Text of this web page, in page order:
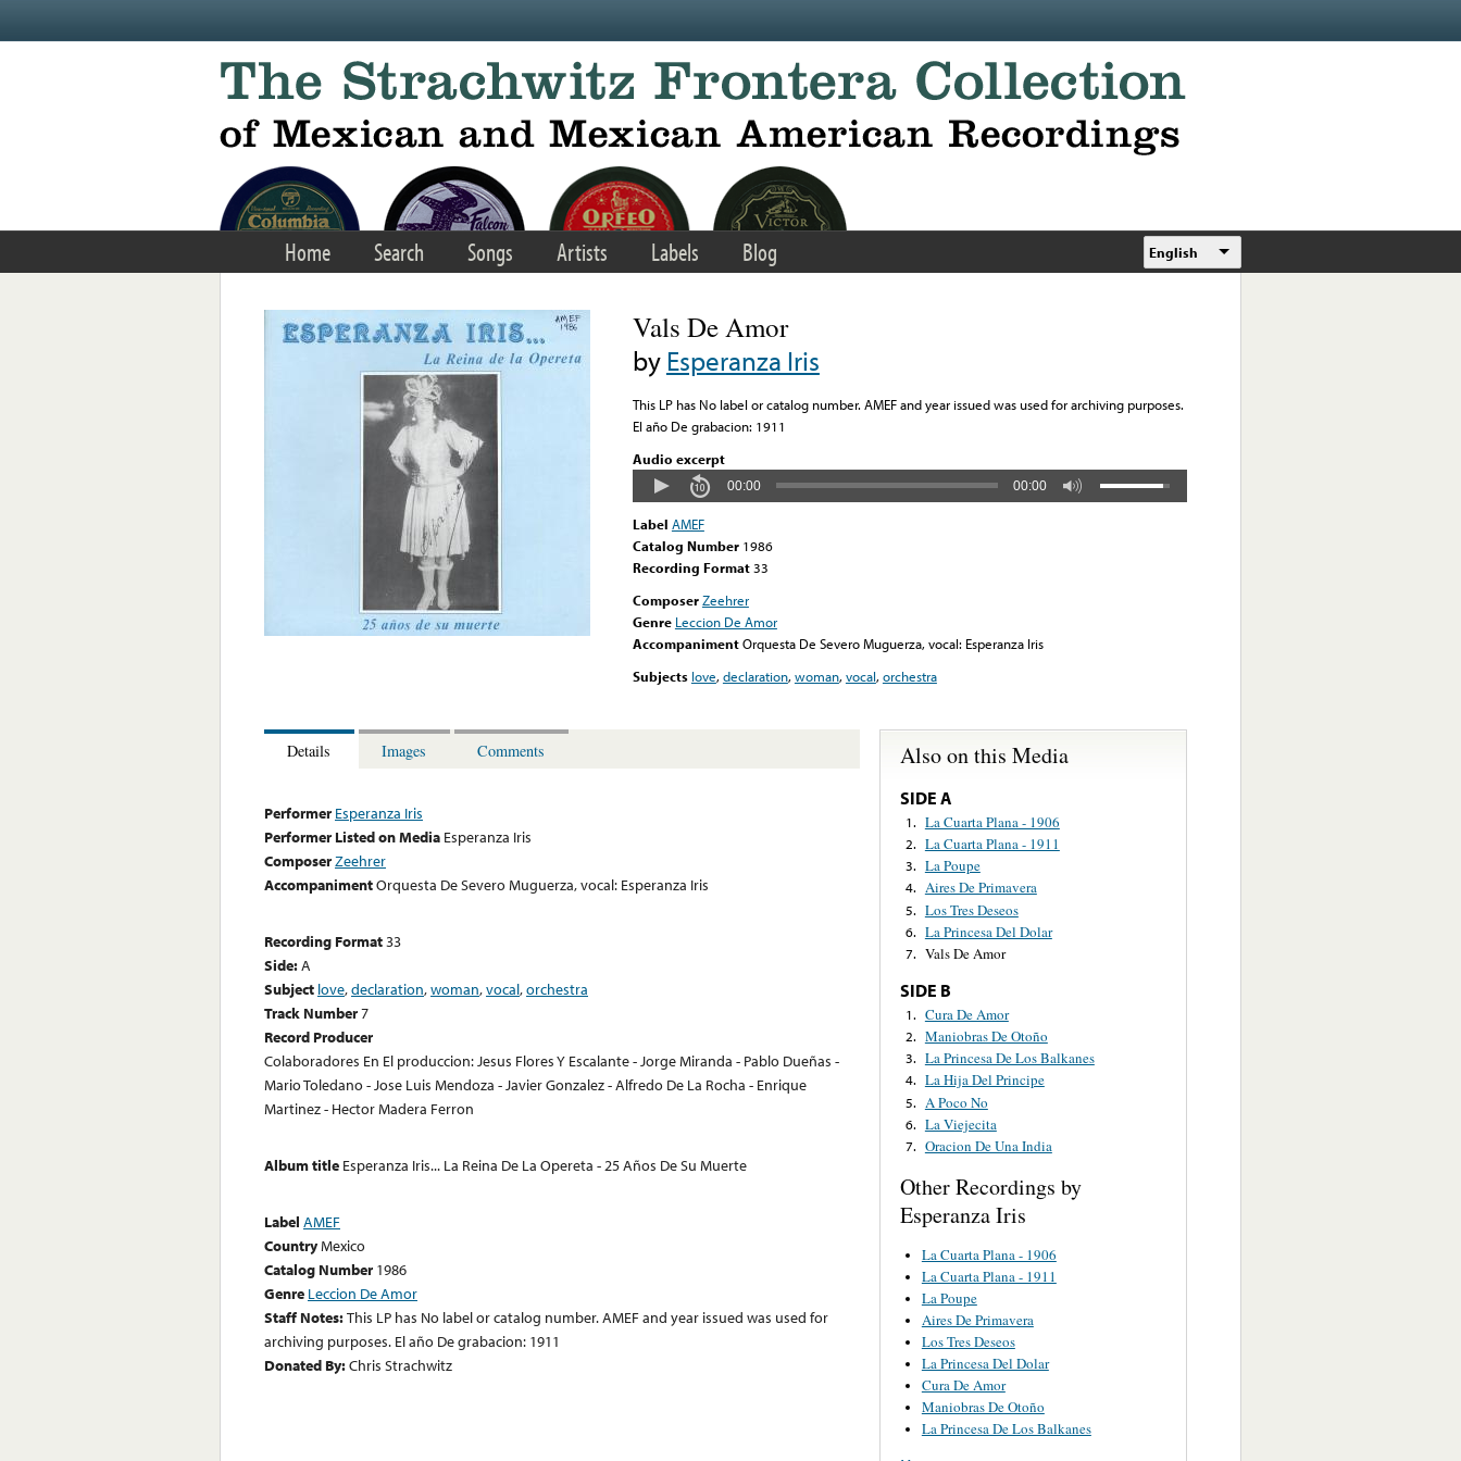
Home Search Songs Artists Labels Blog English
Vals De Amor
byEsperanza Iris
This LP has No label or catalog number. AMEF and year issued was used for archiving purposes.
El año De grabacion: 1911
Audio excerpt
00:00 00:00
Label AMEF
Catalog Number 1986
Recording Format33
ComposerZeehrer
Genre Leccion De Amor
AccompanimentOrquesta De Severo Muguerza, vocal: Esperanza Iris
Subjects love,declaration,woman,vocal,orchestra
Details Images Comments
Performer Esperanza Iris
Performer Listed on Media Esperanza Iris
ComposerZeehrer
AccompanimentOrquesta De Severo Muguerza, vocal: Esperanza Iris
Recording Format33
Side:A
Subject love,declaration,woman,vocal,orchestra
Track Number7
Record Producer
Colaboradores En El produccion: Jesus Flores Y Escalante - Jorge Miranda - Pablo Dueñas -
Mario Toledano - Jose Luis Mendoza - Javier Gonzalez - Alfredo De La Rocha - Enrique
Martinez - Hector Madera Ferron
Album title Esperanza Iris... La Reina De La Opereta - 25 Años De Su Muerte
Label AMEF
CountryMexico
Catalog Number 1986
Genre Leccion De Amor
Staff Notes:This LP has No label or catalog number. AMEF and year issued was used for
archiving purposes. El año De grabacion: 1911
Donated By:Chris Strachwitz
Also on this Media
SIDE A
1. La Cuarta Plana - 1906
2. La Cuarta Plana - 1911
3. La Poupe
4. Aires De Primavera
5. Los Tres Deseos
6. La Princesa Del Dolar
7. Vals De Amor
SIDE B
1. Cura De Amor
2. Maniobras De Otoño
3. La Princesa De Los Balkanes
4. La Hija Del Principe
5. A Poco No
6. La Viejecita
7. Oracion De Una India
Other Recordings by
Esperanza Iris
La Cuarta Plana - 1906
La Cuarta Plana - 1911
La Poupe
Aires De Primavera
Los Tres Deseos
La Princesa Del Dolar
Cura De Amor
Maniobras De Otoño
La Princesa De Los Balkanes